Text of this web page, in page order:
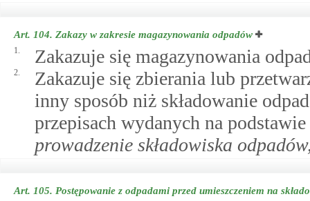
Art. 104. Zakazy w zakresie magazynowania odpadów
1. Zakazuje się magazynowania
2.
Zakazuje się zbierania lub
inny sposób niż składowanie
przepisach wydanych na podstawie
prowadzenie składowiska
Art. 105. Postępowanie z odpadami przed umieszczeniem na